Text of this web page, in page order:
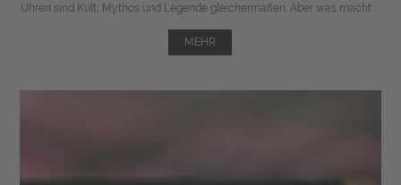
Uhren sind Kult, Mythos und Legende gleichermaßen. Aber was macht ...
MEHR